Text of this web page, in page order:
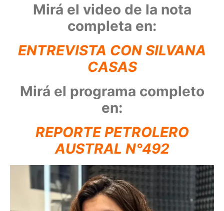
Mirá el video de la nota
completa en:
ENTREVISTA CON SILVANA
CASAS
Mirá el programa completo
en:
REPORTE PETROLERO
AUSTRAL N°492